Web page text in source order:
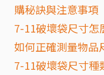
購秘訣與注意事項
7-11破壞袋尺寸怎
如何正確測量物品
7-11破壞袋尺寸種